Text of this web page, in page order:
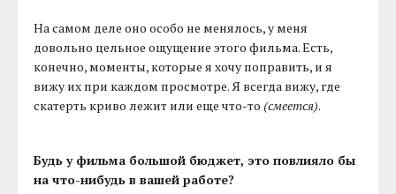
На самом деле оно особо не менялось, у меня
довольно цельное ощущение этого фильма. Есть,
конечно, моменты, которые я хочу поправить, и я
вижу их при каждом просмотре. Я всегда вижу, где
скатерть криво лежит или еще что-то(смеется).
Будь у фильма большой бюджет, это повлияло бы
на что-нибудь в вашей работе?